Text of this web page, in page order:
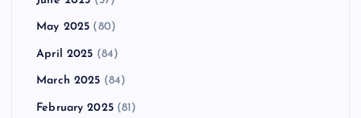
May 2025 (80)
April 2025 (84)
March 2025 (84)
February 2025(81)